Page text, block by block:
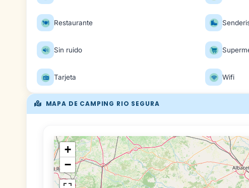
Restaurante
Sin ruido
Tarjeta Wifi
MAPA DE CAMPING RIO SEGURA
+
−